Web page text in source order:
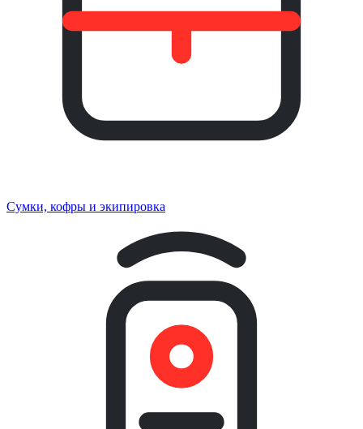
Сумки, кофры и экипировка